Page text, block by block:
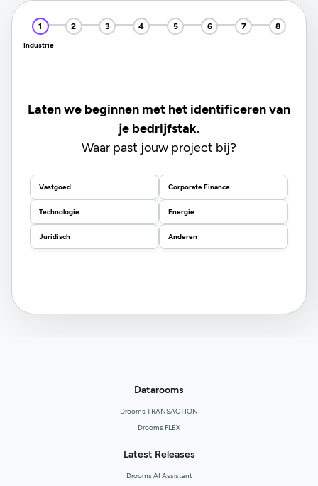
Industrie
Laten we beginnen met het identificeren van
je bedrijfstak.
Waar past jouw project bij?
Vastgoed Corporate Finance
Technologie Energie
Juridisch Anderen
Datarooms
Drooms TRANSACTION
Drooms FLEX
Latest Releases
Drooms AI Assistant